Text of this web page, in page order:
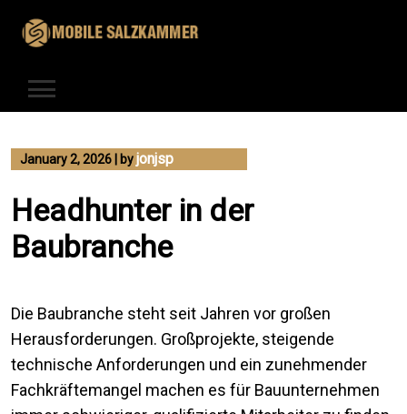
content
January 2, 2026 byjonjsp
Headhunter in der
Baubranche
Die Baubranche steht seit Jahren vor großen
Herausforderungen. Großprojekte, steigende
technische Anforderungen und ein zunehmender
Fachkräftemangel machen es für Bauunternehmen